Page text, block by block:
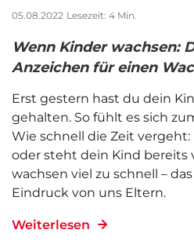
05.08.2022 Lesezeit: 4 Min.
Wenn Kinder wachsen:
Anzeichen für einen
Erst gestern hast du dein
gehalten. So fühlt es sich
Wie schnell die Zeit
oder steht dein Kind bereits
wachsen viel zu schnell –
Eindruck von uns Eltern.
Weiterlesen